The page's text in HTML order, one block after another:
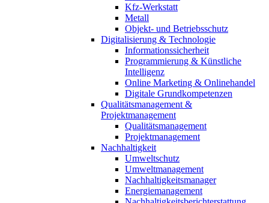
Kfz-Werkstatt
Metall
Objekt- und Betriebsschutz
Digitalisierung & Technologie
Informationssicherheit
Programmierung & Künstliche
Intelligenz
Online Marketing & Onlinehandel
Digitale Grundkompetenzen
Qualitätsmanagement &
Projektmanagement
Qualitätsmanagement
Projektmanagement
Nachhaltigkeit
Umweltschutz
Umweltmanagement
Nachhaltigkeitsmanager
Energiemanagement